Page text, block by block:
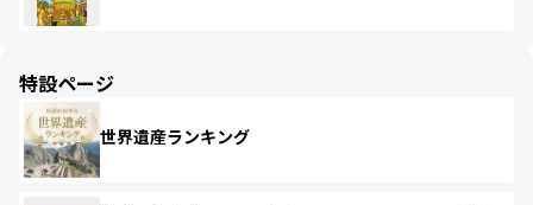
特設ページ
世界遺産ランキング